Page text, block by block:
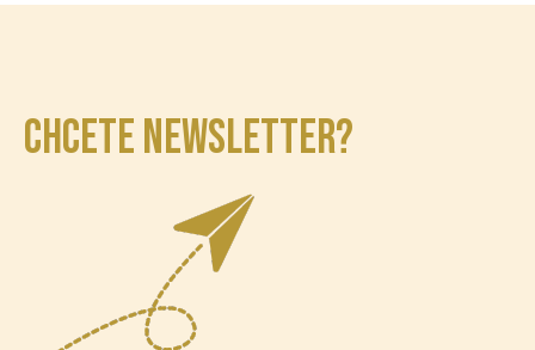
CHCETE NEWSLETTER?